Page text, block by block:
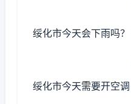
绥化市今天会下雨吗？
绥化市今天需要开空调